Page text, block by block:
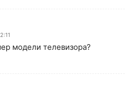
модели телевизора?